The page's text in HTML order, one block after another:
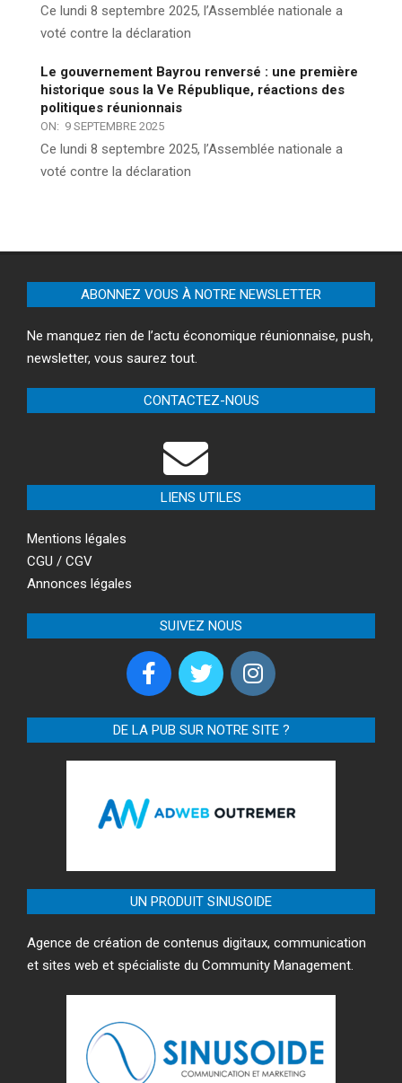
Ce lundi 8 septembre 2025, l’Assemblée nationale a
voté contre la déclaration
Le gouvernement Bayrou renversé : une première
historique sous la Ve République, réactions des
politiques réunionnais
ON: 9 SEPTEMBRE 2025
Ce lundi 8 septembre 2025, l’Assemblée nationale a
voté contre la déclaration
ABONNEZ VOUS À NOTRE NEWSLETTER
Ne manquez rien de l’actu économique réunionnaise, push,
newsletter, vous saurez tout.
CONTACTEZ-NOUS
LIENS UTILES
Mentions légales
CGU / CGV
Annonces légales
SUIVEZ NOUS
DE LA PUB SUR NOTRE SITE ?
UN PRODUIT SINUSOIDE
Agence de création de contenus digitaux, communication
et sites web et spécialiste du Community Management.